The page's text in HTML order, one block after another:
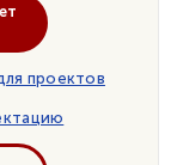
проектов